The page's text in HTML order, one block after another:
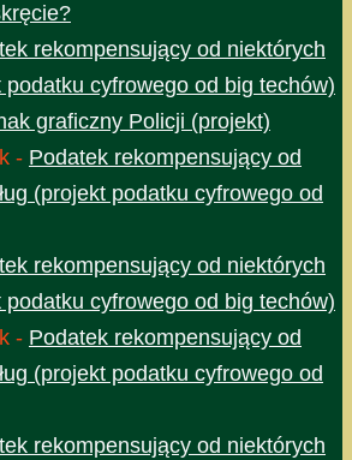
rekompensujący od niektórych
podatku cyfrowego od big techów)
graficzny Policji (projekt)
- Podatek rekompensujący od
(projekt podatku cyfrowego od
rekompensujący od niektórych
podatku cyfrowego od big techów)
- Podatek rekompensujący od
(projekt podatku cyfrowego od
rekompensujący od niektórych